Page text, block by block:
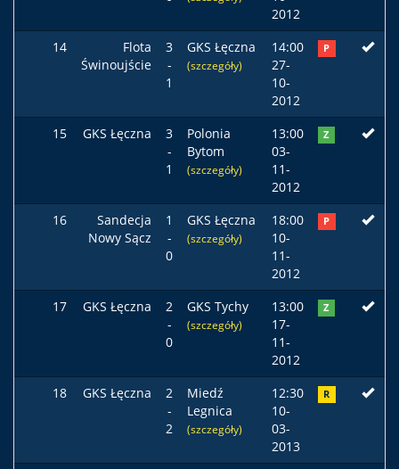
2012
14
Flota
Świnoujście
3
-
1
GKS Łęczna
(szczegóły)
14:00
27-
10-
2012
P
15 GKS Łęczna
3
-
1
Polonia
Bytom
(szczegóły)
13:00
03-
11-
2012
Z
16
Sandecja
Nowy Sącz
1
-
0
GKS Łęczna
(szczegóły)
18:00
10-
11-
2012
P
17 GKS Łęczna
2
-
0
GKS Tychy
(szczegóły)
13:00
17-
11-
2012
Z
18 GKS Łęczna
2
-
2
Miedź
Legnica
(szczegóły)
12:30
10-
03-
2013
R